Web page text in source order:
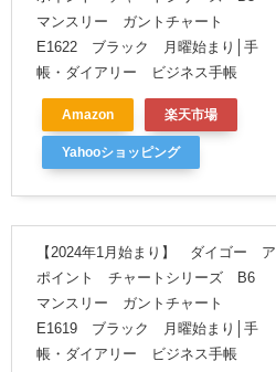
マンスリー ガントチャート
E1622 ブラック 月曜始まり│手
帳・ダイアリー ビジネス手帳
Amazon 楽天市場
Yahooショッピング
【2024年1月始まり】 ダイゴー ア
ポイント チャートシリーズ B6
マンスリー ガントチャート
E1619 ブラック 月曜始まり│手
帳・ダイアリー ビジネス手帳